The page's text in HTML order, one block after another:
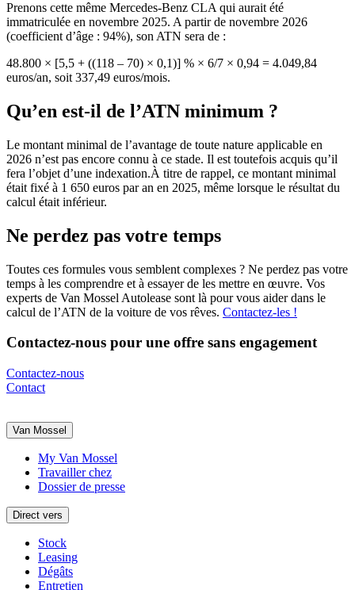
Prenons cette même Mercedes-Benz CLA qui aurait été
immatriculée en novembre 2025. A partir de novembre 2026
(coefficient d’âge : 94%), son ATN sera de :
48.800 × [5,5 + ((118 – 70) × 0,1)] % × 6/7 × 0,94 = 4.049,84
euros/an, soit 337,49 euros/mois.
Qu’en est-il de l’ATN minimum ?
Le montant minimal de l’avantage de toute nature applicable en
2026 n’est pas encore connu à ce stade. Il est toutefois acquis qu’il
fera l’objet d’une indexation.À titre de rappel, ce montant minimal
était fixé à 1 650 euros par an en 2025, même lorsque le résultat du
calcul était inférieur.
Ne perdez pas votre temps
Toutes ces formules vous semblent complexes ? Ne perdez pas votre
temps à les comprendre et à essayer de les mettre en œuvre. Vos
experts de Van Mossel Autolease sont là pour vous aider dans le
calcul de l’ATN de la voiture de vos rêves. Contactez-les !
Contactez-nous pour une offre sans engagement
Contactez-nous
Contact
Van Mossel
My Van Mossel
Travailler chez
Dossier de presse
Direct vers
Stock
Leasing
Dégâts
Entretien